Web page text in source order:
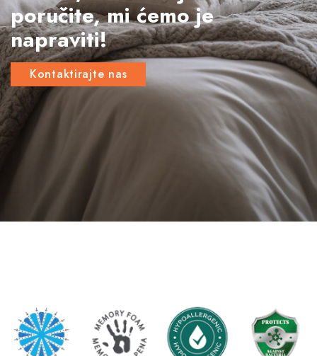
poručite, mi ćemo je
napraviti!
Kontaktirajte nas